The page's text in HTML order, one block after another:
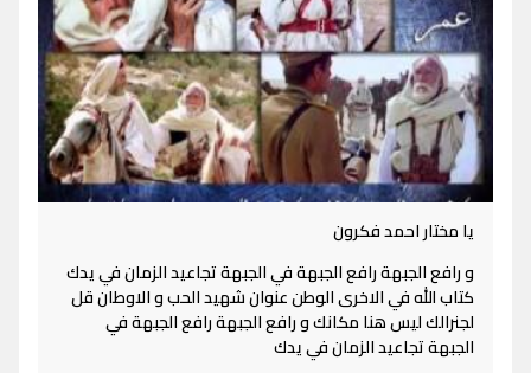
يا مختار احمد فكرون
و رافع الجبهة رافع الجبهة في الجبهة تجاعيد الزمان في يدك
كتاب الله في الاخرى الوطن عنوان شهيد الحب و الاوطان قل
لجنرالك ليس هنا مكانك و رافع الجبهة رافع الجبهة في
الجبهة تجاعيد الزمان في يدك